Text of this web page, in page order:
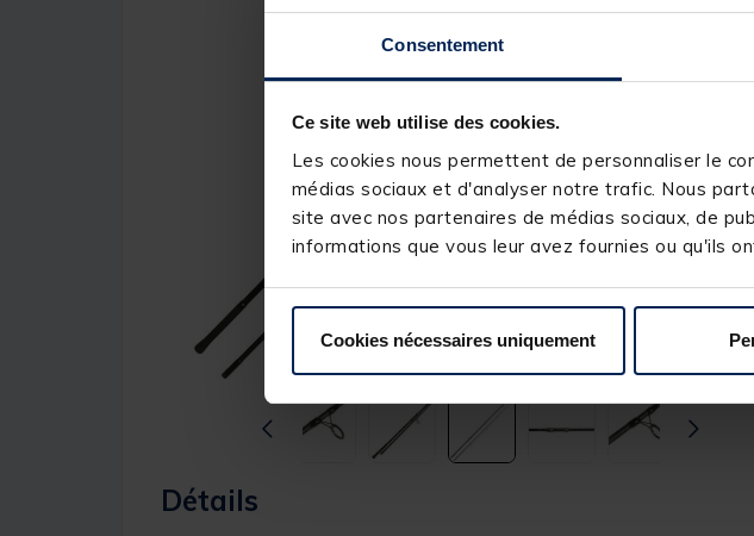
Consentement
Ce site web utilise des cookies.
Les cookies nous permettent de personnaliser le
médias sociaux et d'analyser notre trafic. Nous
site avec nos partenaires de médias sociaux, de
informations que vous leur avez fournies ou qu'ils
Cookies nécessaires uniquement
Détails